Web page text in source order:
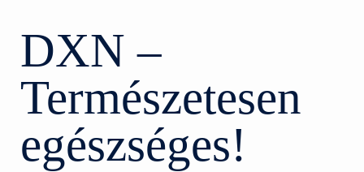
DXN –
Természetesen
egészséges!